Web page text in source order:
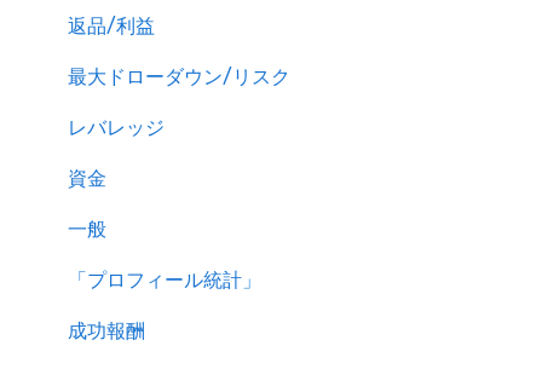
返品/利益
最大ドローダウン/リスク
レバレッジ
資金
一般
「プロフィール統計」
成功報酬